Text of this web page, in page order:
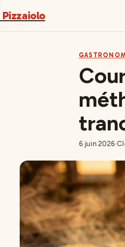
Pizzaiolo
6 juin 2026·